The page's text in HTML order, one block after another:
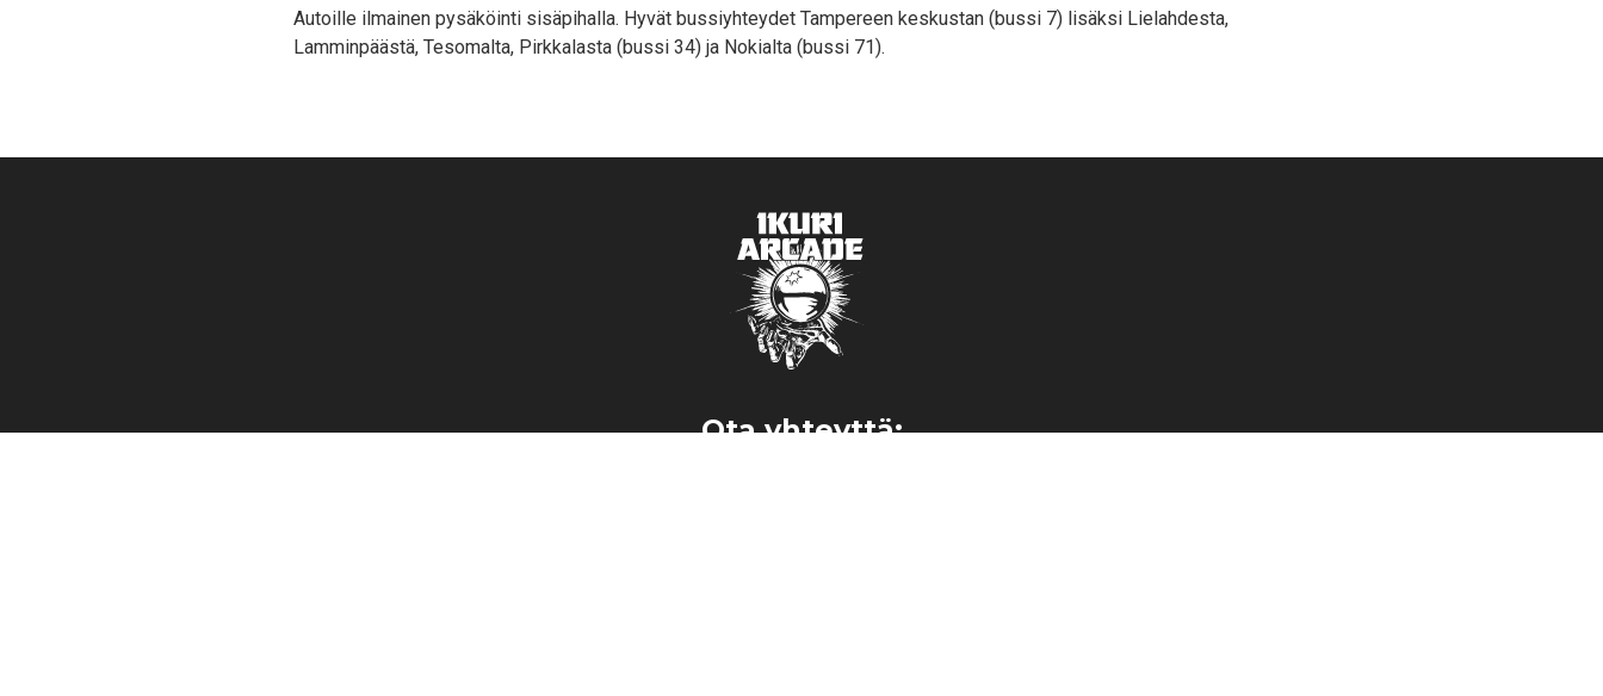
Autoille ilmainen pysäköinti sisäpihalla. Hyvät bussiyhteydet Tampereen keskustan (bussi 7) lisäksi Lielahdesta,
Lamminpäästä, Tesomalta, Pirkkalasta (bussi 34) ja Nokialta (bussi 71).
Ota yhteyttä: